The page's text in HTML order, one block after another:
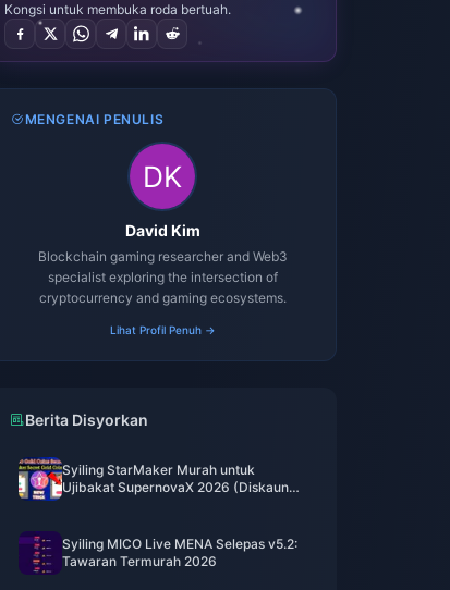
Kongsi untuk membuka roda bertuah.
MENGENAI PENULIS
David Kim
Blockchain gaming researcher and Web3
specialist exploring the intersection of
cryptocurrency and gaming ecosystems.
Lihat Profil Penuh →
Berita Disyorkan
Syiling StarMaker Murah untuk
Ujibakat SupernovaX 2026 (Diskaun
Syiling MICO Live MENA Selepas v5.2:
Tawaran Termurah 2026